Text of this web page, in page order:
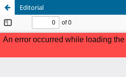
Editorial